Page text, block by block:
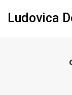
Ludovica